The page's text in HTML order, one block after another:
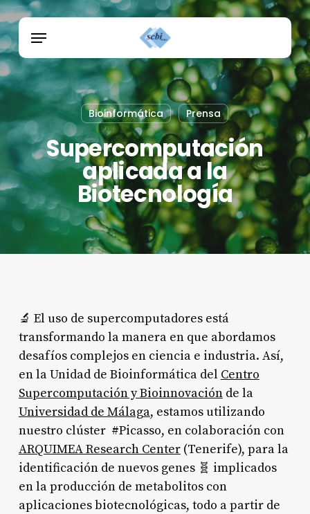
Skip
to
main
content
Menu
Bioinformática Prensa
Supercomputación
aplicada a la
Biotecnología
🔬 El uso de supercomputadores está
transformando la manera en que abordamos
desafíos complejos en ciencia e industria. Así,
en la Unidad de Bioinformática del Centro
Supercomputación y Bioinnovaciónde la
Universidad de Málaga, estamos utilizando
nuestro clúster #Picasso, en colaboración con
ARQUIMEA Research Center(Tenerife), para la
identificación de nuevos genes 🧬 implicados
en la producción de metabolitos con
aplicaciones biotecnológicas, todo a partir de
Menu